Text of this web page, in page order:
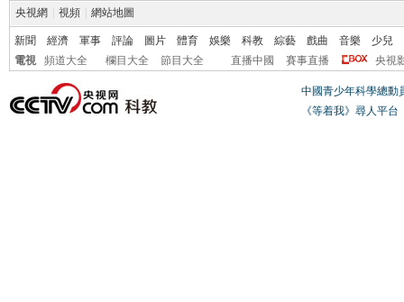
央視網 視頻 網站地圖
新聞 經濟 軍事 評論 圖片 體育 娛樂 科教 綜藝 戲曲 音樂
少兒
電視
頻道大全 欄目大全 節目大全 直播中國 賽事直播 央視
中國青少年科學總動
《等着我》尋人平台